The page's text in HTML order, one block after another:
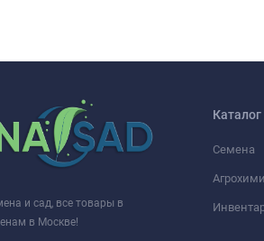
и сад, все товары в
в Москве!
Каталог
Семена